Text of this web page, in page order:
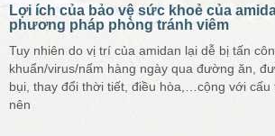
Lợi ích của bảo vệ sức khoẻ của
phương pháp phòng tránh viêm
Tuy nhiên do vị trí của amidan lại dễ bị tấn
khuẩn/virus/nấm hàng ngày qua đường ăn,
bụi, thay đổi thời tiết, điều hòa,…cộng với cấu
nên